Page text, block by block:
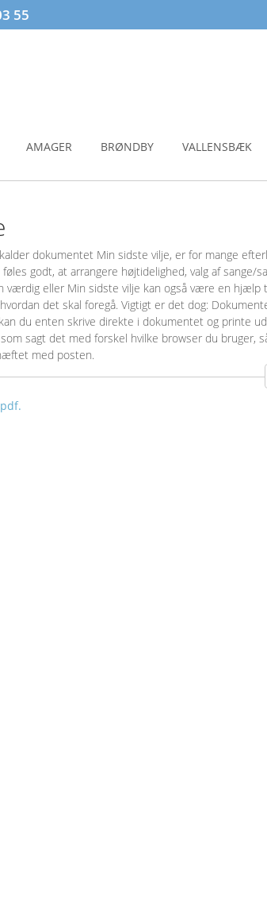
55
AMAGER BRØNDBY VALLENSBÆK
dokumentet Min sidste vilje, er for mange
godt, at arrangere højtidelighed, valg af sange/
eller Min sidste vilje kan også være en hjælp
det skal foregå. Vigtigt er det dog:
du enten skrive direkte i dokumentet og printe
sagt det med forskel hvilke browser du bruger,
med posten.